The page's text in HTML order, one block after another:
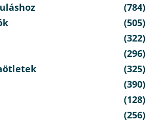
(784)
(505)
(322)
(296)
(325)
(390)
(128)
(256)